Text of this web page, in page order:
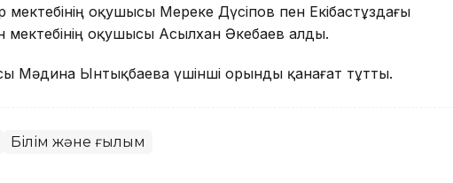
оқушысы Мереке Дүсіпов пен Екібастұздағы
оқушысы Асылхан Әкебаев алды.
Мәдина Ынтықбаева үшінші орынды қанағат тұтты.
Білім және ғылым